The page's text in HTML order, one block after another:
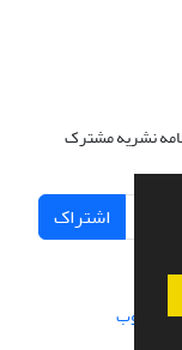
نشریه مشترک
اشتراک
سیناوب